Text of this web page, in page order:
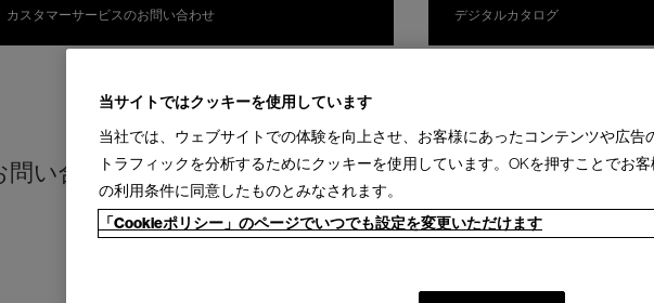
カスタマーサービスのお問い合わせ デジタルカタログ
い合わせ
当サイトではクッキーを使用しています
当社では、ウェブサイトでの体験を向上させ、お客様にあったコンテンツや広告
トラフィックを分析するためにクッキーを使用しています。OKを押すことでお
の利用条件に同意したものとみなされます。
「Cookieポリシー」のページでいつでも設定を変更いただけます